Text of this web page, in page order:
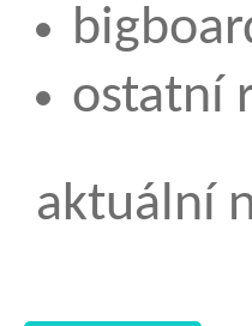
ostatní
aktuální